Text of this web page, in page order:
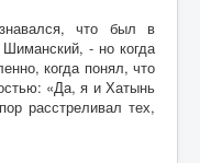
что был в
- но когда
когда понял, что
«Да, я и Хатынь
расстреливал тех,